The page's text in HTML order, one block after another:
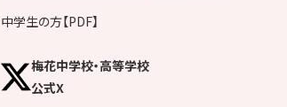
中学生の方【PDF】
梅花中学校・高等学校
公式X